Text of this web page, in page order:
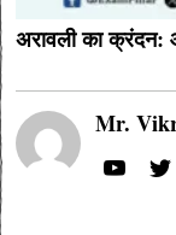
अरावली का क्रंदन:
Mr.